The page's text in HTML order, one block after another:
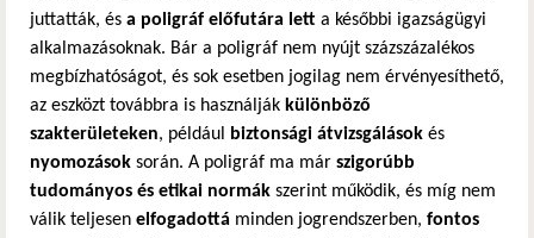
juttatták, és a poligráf előfutára lett a későbbi igazságügyi
alkalmazásoknak. Bár a poligráf nem nyújt százszázalékos
megbízhatóságot, és sok esetben jogilag nem érvényesíthető,
az eszközt továbbra is használják különböző
szakterületeken, például biztonsági átvizsgálások és
nyomozások során. A poligráf ma már szigorúbb
tudományos és etikai normák szerint működik, és míg nem
válik teljesen elfogadottá minden jogrendszerben, fontos